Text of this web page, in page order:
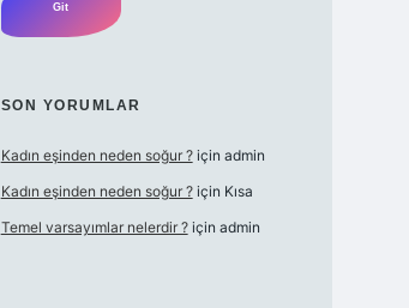
SON YORUMLAR
Kadın eşinden neden soğur ?için admin
Kadın eşinden neden soğur ?için Kısa
Temel varsayımlar nelerdir ?için admin